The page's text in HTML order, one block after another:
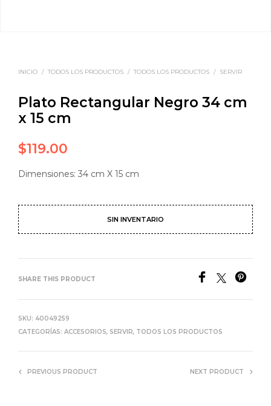
INICIO / TODOS LOS PRODUCTOS / TODOS LOS PRODUCTOS / SERVIR
Plato Rectangular Negro 34 cm
x 15 cm
$119.00
Dimensiones: 34 cm X 15 cm
SIN INVENTARIO
SHARE THIS PRODUCT
SKU: 40049259
CATEGORÍAS: ACCESORIOS, SERVIR, TODOS LOS PRODUCTOS
PREVIOUS PRODUCT NEXT PRODUCT